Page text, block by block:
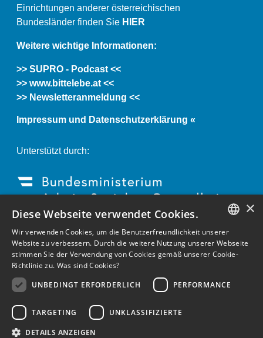
Einrichtungen anderer österreichischen
Bundesländer finden Sie HIER
Weitere wichtige Informationen:
>> SUPRO - Podcast <<
>> www.bittelebe.at <<
>> Newsletteranmeldung <<
Impressum und Datenschutzerklärung «
Unterstützt durch:
GERMAN
ENGLISH
×
Diese Webseite verwendet Cookies.
Wir verwenden Cookies, um die Benutzerfreundlichkeit unserer
Website zu verbessern. Durch die weitere Nutzung unserer Webseite
stimmen Sie der Verwendung von Cookies gemäß unserer Cookie-
Richtlinie zu. Was sind Cookies?
UNBEDINGT ERFORDERLICH
PERFORMANCE
TARGETING UNKLASSIFIZIERTE
DETAILS ANZEIGEN